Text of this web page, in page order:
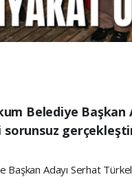
Belediye Başkan
Adayı Serhat